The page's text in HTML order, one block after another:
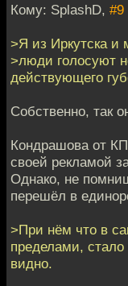
Кому: SplashD, #9
>Я из Иркутска и
>люди голосуют
действующего
Собственно, так
Кондрашова от
своей рекламой
Однако, не
перешёл в
>При нём что в
пределами,
видно.